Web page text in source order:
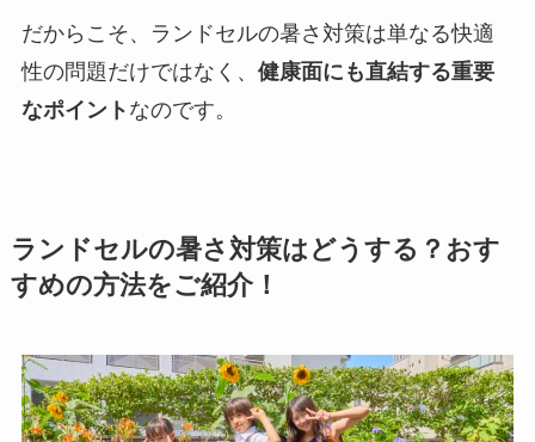
だからこそ、ランドセルの暑さ対策は単なる快適
性の問題だけではなく、 健康面にも直結する重要
なポイント なのです。
ランドセルの暑さ対策はどうする？おす
すめの方法をご紹介！